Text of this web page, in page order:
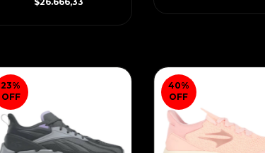
23%
OFF
40%
OFF